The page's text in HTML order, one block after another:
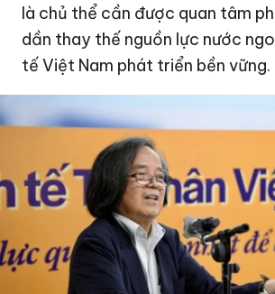
là chủ thể cần được quan tâm
dần thay thế nguồn lực nước
tế Việt Nam phát triển bền vững.